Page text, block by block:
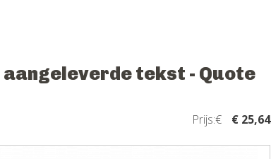
tekst - Quote
Prijs:€ € 25,64